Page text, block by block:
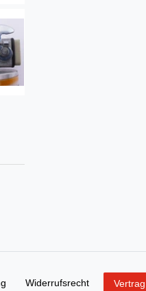
Widerrufs­recht